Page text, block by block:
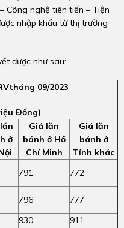
Công nghệ tiên tiến – Tiện
nhập khẩu từ thị trường
được như sau:
09/2023
Đồng)
ở
Giá lăn
bánh ở Hồ
Chí Minh
Giá lăn
bánh ở
Tỉnh khác
791
772
796
777
930
911